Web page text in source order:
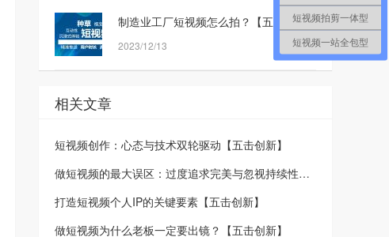
制造业工厂短视频怎么拍？【五击创新】
2023/12/13 645
相关文章
短视频创作：心态与技术双轮驱动【五击创新】
做短视频的最大误区：过度追求完美与忽视持续性输出【五击创新】
打造短视频个人IP的关键要素【五击创新】
做短视频为什么老板一定要出镜？【五击创新】
短视频拍剪一体型
短视频一站全包型